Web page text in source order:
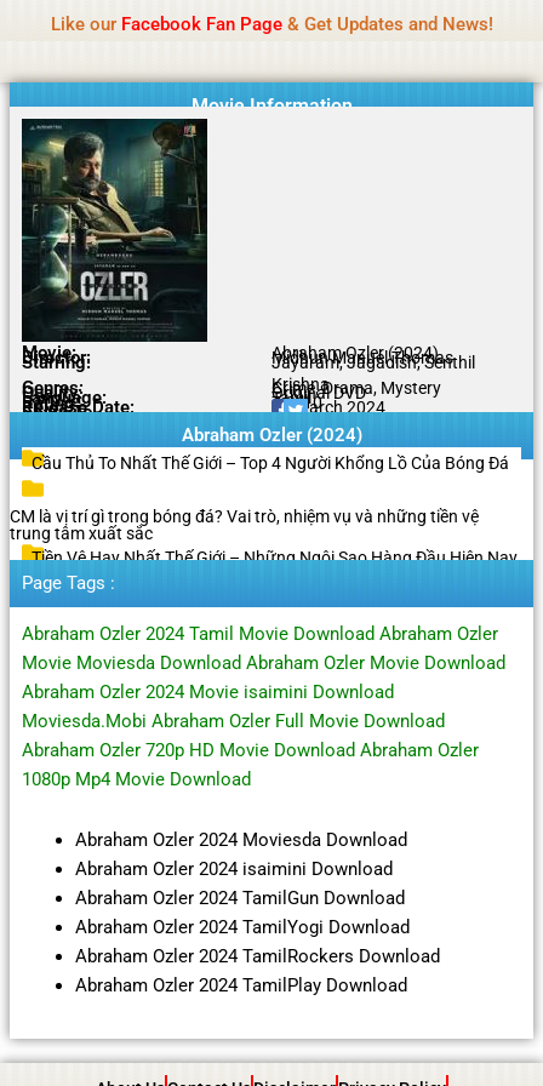
content
Like our Facebook Fan Page& Get Updates and News!
Movie Information
Movie: Abraham Ozler (2024)
Director: Midhun Manuel Thomas
Starring:
Jayaram, Jagadish, Senthil
Krishna
Genres: Crime, Drama, Mystery
Quality: Original DVD
Language: Tamil
Rating: 7.0/10
Release Date: 20 March 2024
Share To:
Abraham Ozler (2024)
Cầu Thủ To Nhất Thế Giới – Top 4 Người Khổng Lồ Của Bóng Đá
CM là vị trí gì trong bóng đá? Vai trò, nhiệm vụ và những tiền vệ
trung tâm xuất sắc
Tiền Vệ Hay Nhất Thế Giới – Những Ngôi Sao Hàng Đầu Hiện Nay
Page Tags :
Abraham Ozler 2024 Tamil Movie Download Abraham Ozler
Movie Moviesda Download Abraham Ozler Movie Download
Abraham Ozler 2024 Movie isaimini Download
Moviesda.Mobi Abraham Ozler Full Movie Download
Abraham Ozler 720p HD Movie Download Abraham Ozler
1080p Mp4 Movie Download
Abraham Ozler 2024 Moviesda Download
Abraham Ozler 2024 isaimini Download
Abraham Ozler 2024 TamilGun Download
Abraham Ozler 2024 TamilYogi Download
Abraham Ozler 2024 TamilRockers Download
Abraham Ozler 2024 TamilPlay Download
Policy:Contributors are provided with paid
daily. The owner does not promote or endorse
casino, gambling, betting, or CBD.